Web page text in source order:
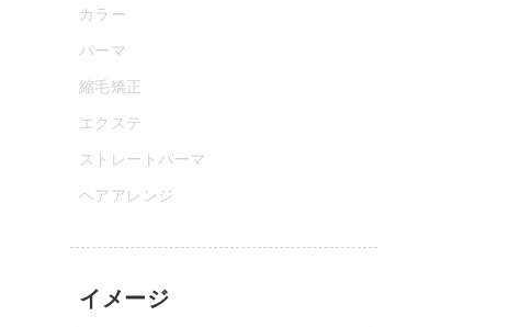
カラー
パーマ
縮毛矯正
エクステ
ストレートパーマ
ヘアアレンジ
イメージ